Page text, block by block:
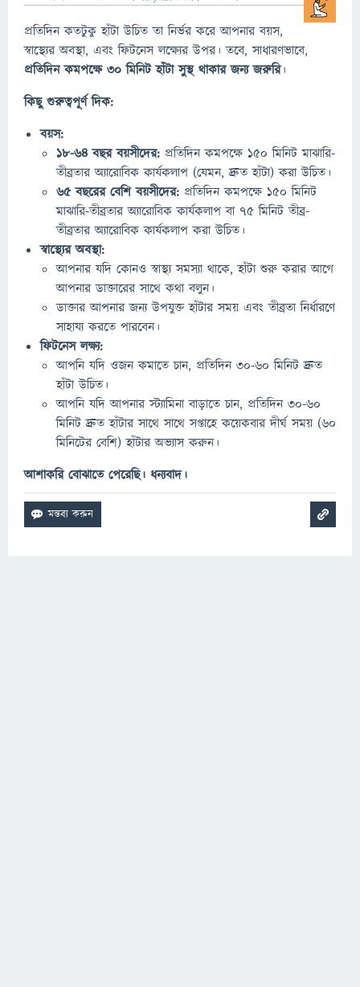
প্রতিদিন কতটুকু হাঁটা উচিত তা নির্ভর করে আপনার বয়স,
স্বাস্থ্যের অবস্থা, এবং ফিটনেস লক্ষ্যের উপর। তবে, সাধারণভাবে,
প্রতিদিন কমপক্ষে ৩০ মিনিট হাঁটা সুস্থ থাকার জন্য জরুরি।
কিছু গুরুত্বপূর্ণ দিক:
বয়স:
১৮-৬৪ বছর বয়সীদের: প্রতিদিন কমপক্ষে ১৫০ মিনিট মাঝারি-
তীব্রতার অ্যারোবিক কার্যকলাপ (যেমন, দ্রুত হাঁটা) করা উচিত।
৬৫ বছরের বেশি বয়সীদের: প্রতিদিন কমপক্ষে ১৫০ মিনিট
মাঝারি-তীব্রতার অ্যারোবিক কার্যকলাপ বা ৭৫ মিনিট তীব্র-
তীব্রতার অ্যারোবিক কার্যকলাপ করা উচিত।
স্বাস্থ্যের অবস্থা:
আপনার যদি কোনও স্বাস্থ্য সমস্যা থাকে, হাঁটা শুরু করার আগে
আপনার ডাক্তারের সাথে কথা বলুন।
ডাক্তার আপনার জন্য উপযুক্ত হাঁটার সময় এবং তীব্রতা নির্ধারণে
সাহায্য করতে পারবেন।
ফিটনেস লক্ষ্য:
আপনি যদি ওজন কমাতে চান, প্রতিদিন ৩০-৬০ মিনিট দ্রুত
হাঁটা উচিত।
আপনি যদি আপনার স্ট্যামিনা বাড়াতে চান, প্রতিদিন ৩০-৬০
মিনিট দ্রুত হাঁটার সাথে সাথে সপ্তাহে কয়েকবার দীর্ঘ সময় (60
মিনিটের বেশি) হাঁটার অভ্যাস করুন।
আশাকরি বোঝাতে পেরেছি। ধন্যবাদ।